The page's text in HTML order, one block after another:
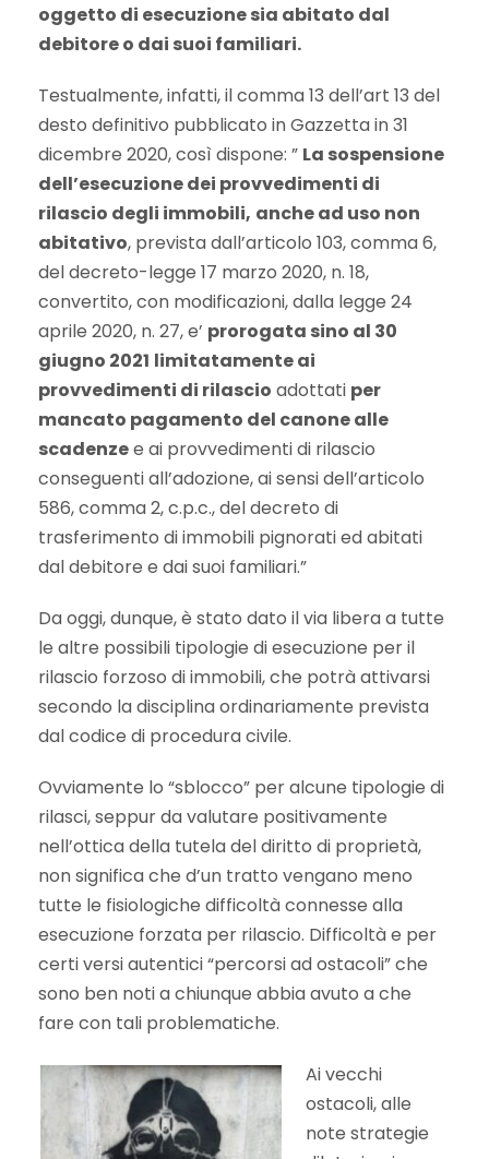
oggetto di esecuzione sia abitato dal
debitore o dai suoi familiari.
Testualmente, infatti, il comma 13 dell’art 13 del
desto definitivo pubblicato in Gazzetta in 31
dicembre 2020, così dispone: ” La sospensione
dell’esecuzione dei provvedimenti di
rilascio degli immobili, anche ad uso non
abitativo, prevista dall’articolo 103, comma 6,
del decreto-legge 17 marzo 2020, n. 18,
convertito, con modificazioni, dalla legge 24
aprile 2020, n. 27, e’ prorogata sino al 30
giugno 2021 limitatamente ai
provvedimenti di rilascio adottati per
mancato pagamento del canone alle
scadenzee ai provvedimenti di rilascio
conseguenti all’adozione, ai sensi dell’articolo
586, comma 2, c.p.c., del decreto di
trasferimento di immobili pignorati ed abitati
dal debitore e dai suoi familiari.”
Da oggi, dunque, è stato dato il via libera a tutte
le altre possibili tipologie di esecuzione per il
rilascio forzoso di immobili, che potrà attivarsi
secondo la disciplina ordinariamente prevista
dal codice di procedura civile.
Ovviamente lo “sblocco” per alcune tipologie di
rilasci, seppur da valutare positivamente
nell’ottica della tutela del diritto di proprietà,
non significa che d’un tratto vengano meno
tutte le fisiologiche difficoltà connesse alla
esecuzione forzata per rilascio. Difficoltà e per
certi versi autentici “percorsi ad ostacoli” che
sono ben noti a chiunque abbia avuto a che
fare con tali problematiche.
Ai vecchi
ostacoli, alle
note strategie